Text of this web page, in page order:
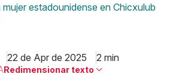
estadounidense en Chicxulub
22 de Apr de 2025 2 min
Redimensionar texto